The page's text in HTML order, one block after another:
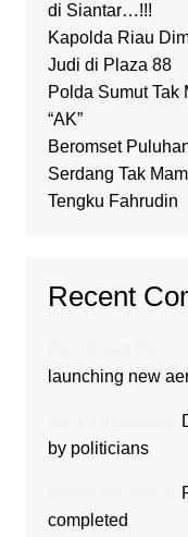
di Siantar…!!!
Kapolda Riau
Judi di Plaza 88
Polda Sumut Tak
“AK”
Beromset
Serdang Tak
Tengku Fahrudin
Recent
launching new
by politicians
completed